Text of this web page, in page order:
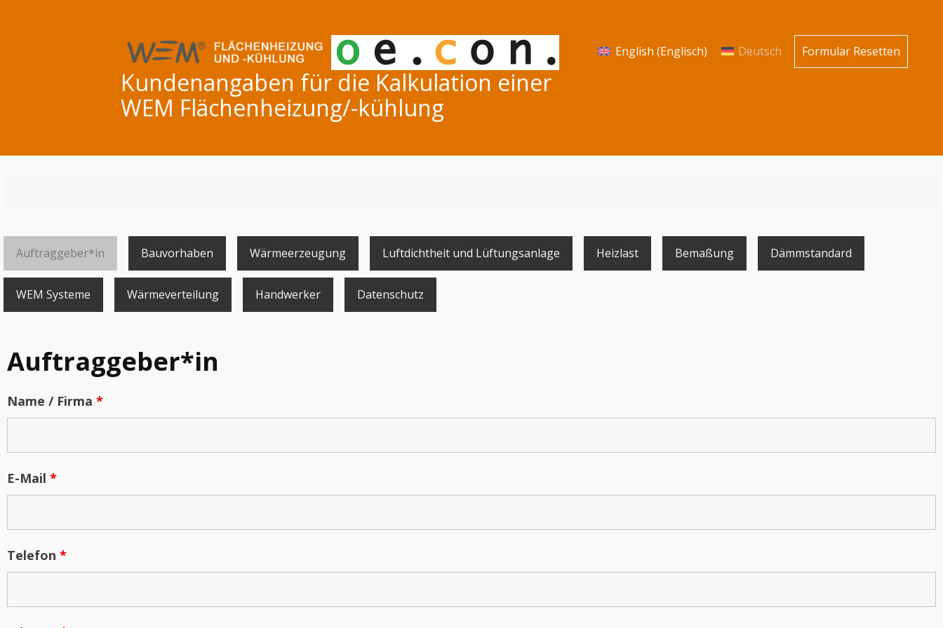
Kundenangaben für die Kalkulation einer
WEM Flächenheizung/-kühlung
Auftraggeber*in Bauvorhaben Wärmeerzeugung Luftdichtheit und Lüftungsanlage Heizlast Bemaßung Dämmstandard
WEM Systeme Wärmeverteilung Handwerker Datenschutz
Auftraggeber*in
Name / Firma *
E-Mail *
Telefon *
English (Englisch) Deutsch Formular Resetten